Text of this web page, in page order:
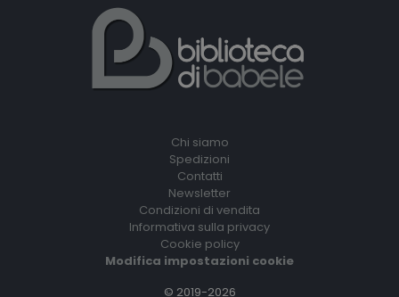
Chi siamo
Spedizioni
Contatti
Newsletter
Condizioni di vendita
Informativa sulla privacy
Cookie policy
Modifica impostazioni cookie
© 2019-2026